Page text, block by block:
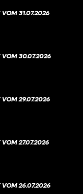
31.07.2026
VOM 30.07.2026
VOM 29.07.2026
27.07.2026
VOM 26.07.2026